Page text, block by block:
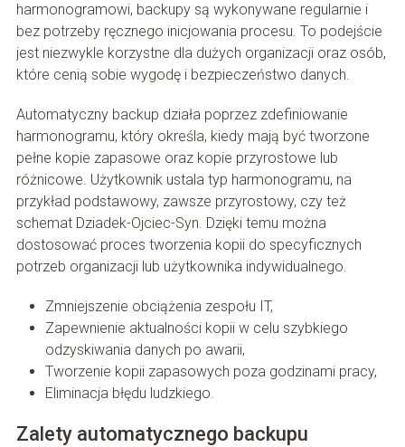
harmonogramowi, backupy są wykonywane regularnie i
bez potrzeby ręcznego inicjowania procesu. To podejście
jest niezwykle korzystne dla dużych organizacji oraz osób,
które cenią sobie wygodę i bezpieczeństwo danych.
Automatyczny backup działa poprzez zdefiniowanie
harmonogramu, który określa, kiedy mają być tworzone
pełne kopie zapasowe oraz kopie przyrostowe lub
różnicowe. Użytkownik ustala typ harmonogramu, na
przykład podstawowy, zawsze przyrostowy, czy też
schemat Dziadek-Ojciec-Syn. Dzięki temu można
dostosować proces tworzenia kopii do specyficznych
potrzeb organizacji lub użytkownika indywidualnego.
Zmniejszenie obciążenia zespołu IT,
Zapewnienie aktualności kopii w celu szybkiego
odzyskiwania danych po awarii,
Tworzenie kopii zapasowych poza godzinami pracy,
Eliminacja błędu ludzkiego.
Zalety automatycznego backupu